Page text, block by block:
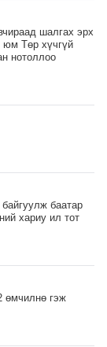
шалгах эрх
юм Төр хүчгүй
нотоллоо
баатар
хариу ил тот
өмчилнө гэж